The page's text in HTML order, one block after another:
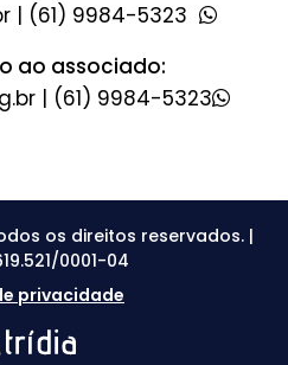
| (61) 9984-5323
ao associado:
| (61) 9984-5323
os direitos reservados. |
0001-04
privacidade